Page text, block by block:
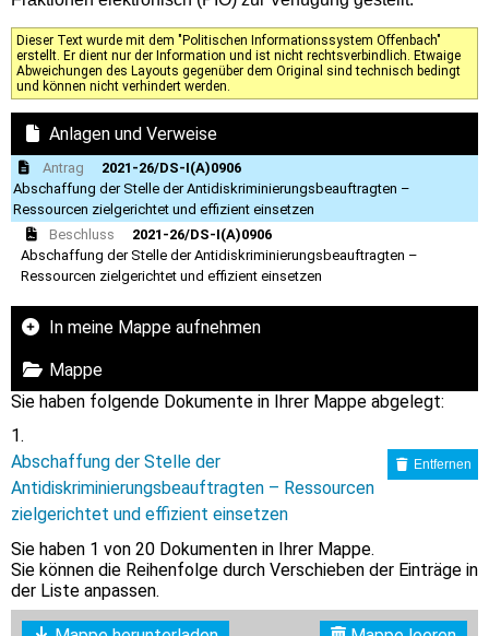
Dieser Text wurde mit dem "Politischen Informationssystem Offenbach"
erstellt. Er dient nur der Information und ist nicht rechtsverbindlich. Etwaige
Abweichungen des Layouts gegenüber dem Original sind technisch bedingt
und können nicht verhindert werden.
Anlagen und Verweise
Antrag
2021-26/DS-I(A)0906
Abschaffung der Stelle der Antidiskriminierungsbeauftragten –
Ressourcen zielgerichtet und effizient einsetzen
Beschluss
2021-26/DS-I(A)0906
Abschaffung der Stelle der Antidiskriminierungsbeauftragten –
Ressourcen zielgerichtet und effizient einsetzen
In meine Mappe aufnehmen
Mappe
Sie haben folgende Dokumente in Ihrer Mappe abgelegt:
Abschaffung der Stelle der
Antidiskriminierungsbeauftragten – Ressourcen
zielgerichtet und effizient einsetzen
Entfernen
Sie haben 1 von 20 Dokumenten in Ihrer Mappe.
Sie können die Reihenfolge durch Verschieben der Einträge in
der Liste anpassen.